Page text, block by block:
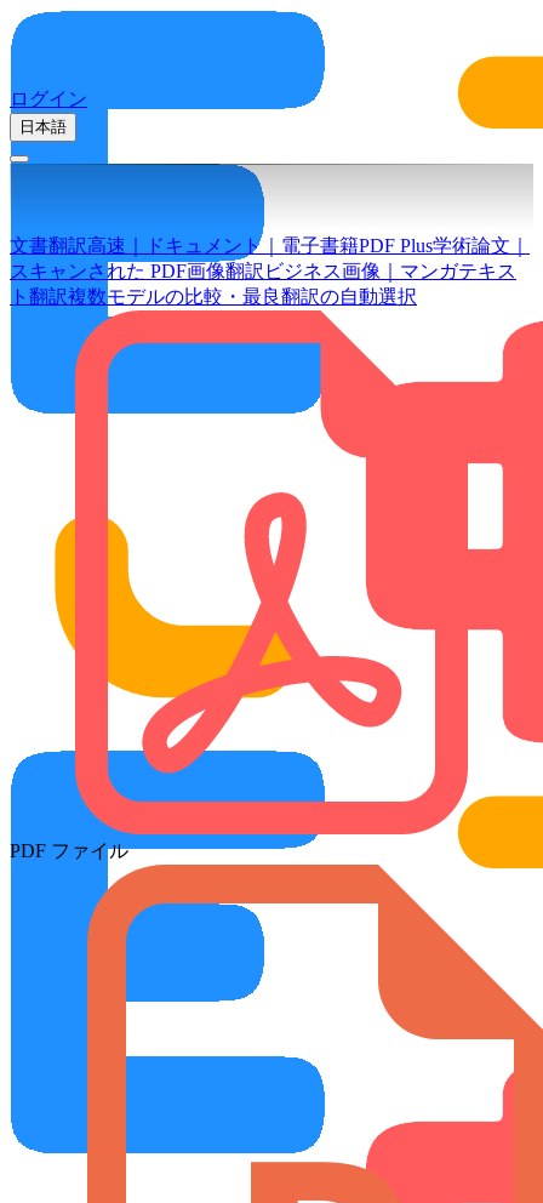
ログイン
日本語
文書翻訳高速｜ドキュメント｜電子書籍PDF Plus学術論文｜
スキャンされた PDF画像翻訳 ビジネス画像｜マンガテキス
ト翻訳複数モデルの比較・最良翻訳の自動選択
PDF ファイル